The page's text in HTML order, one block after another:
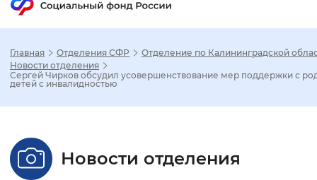
Стандартный Увеличенный
Главная Отделения СФР
Отделение по Калининградской
Новости отделения
Сергей Чирков обсудил усовершенствование мер поддержки с
детей с инвалидностью
Новости отделения